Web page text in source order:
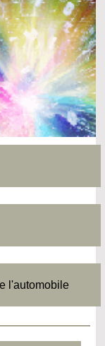
l'automobile